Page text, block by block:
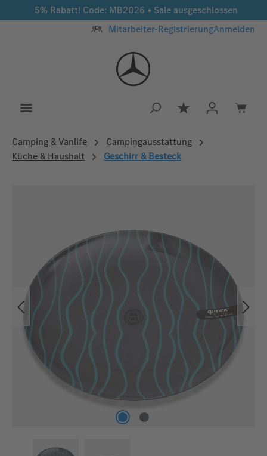
Zum Hauptinhalt springen
5% Rabatt! Code: MB2026 • Sale ausgeschlossen
Mitarbeiter-RegistrierungAnmelden
Du hast 0
Camping & Vanlife
Campingausstattung
Küche & Haushalt
Geschirr & Besteck